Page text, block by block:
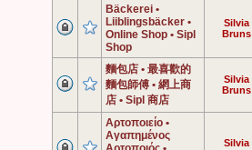
Bäckerei •
Liiblingsbäcker •
Online Shop • Sipl
Shop
Silvia
Bruns
麵包店 • 最喜歡的
麵包師傅 • 網上商
店 • Sipl 商店
Silvia
Bruns
Αρτοποιείο •
Αγαπημένος
Silvia